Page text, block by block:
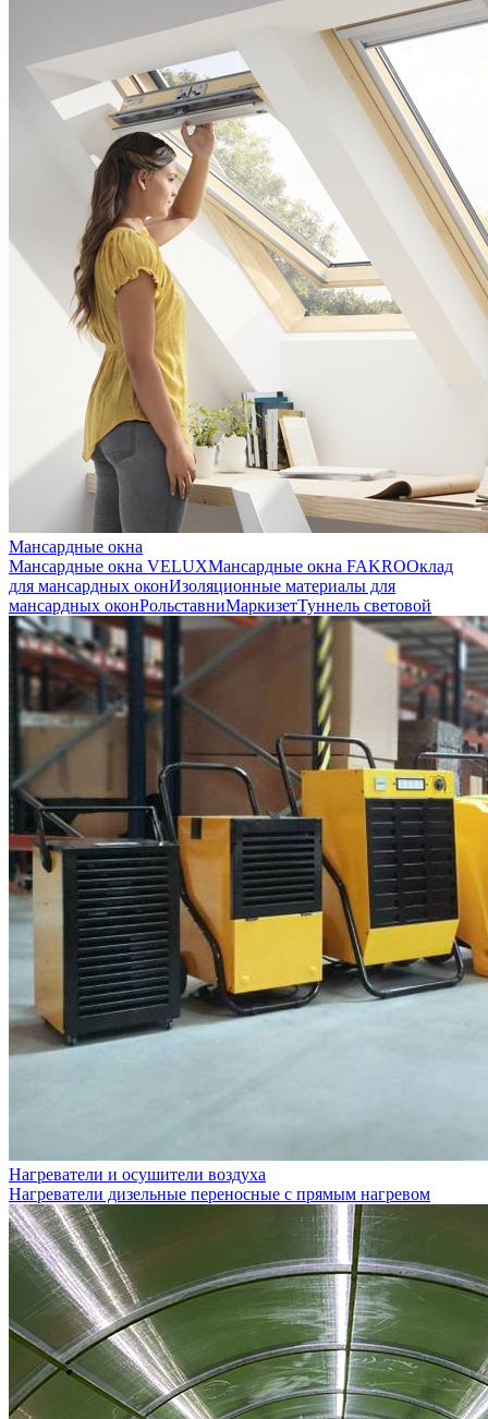
Мансардные окна
Мансардные окна VELUXМансардные окна FAKROОклад
для мансардных оконИзоляционные материалы для
мансардных оконРольставниМаркизетТуннель световой
Нагреватели и осушители воздуха
Нагреватели дизельные переносные с прямым нагревом